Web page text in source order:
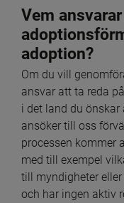
Vem
adoption?
Om du vill
ansvar att ta reda
i det land du önskar
ansöker till oss
processen kommer
med till exempel
till myndigheter
och har ingen aktiv